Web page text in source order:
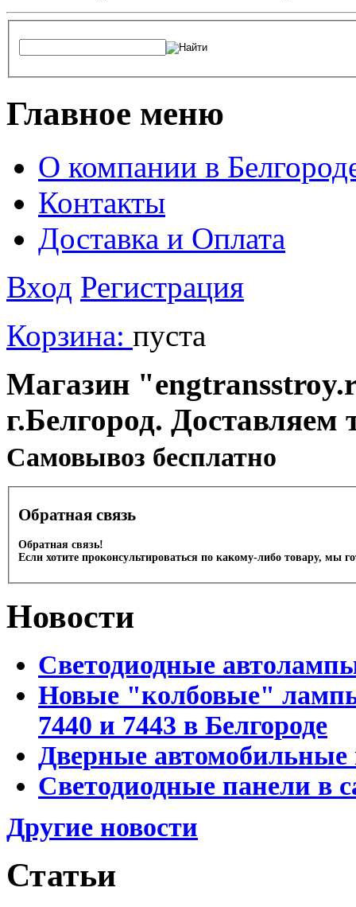
Главное меню
О компании в
Контакты
Доставка и Оплата
Вход Регистрация
Корзина: пуста
Магазин
г.Белгород.
Cамовывоз бесплатно
Обратная связь
Обратная связь!
Если хотите проконсультироваться по какому-либо товару, мы
Новости
Светодиодные
Новые "колбовые"
7440 и 7443 в Белгороде
Дверные автомобильные
Светодиодные панели в
Другие новости
Статьи